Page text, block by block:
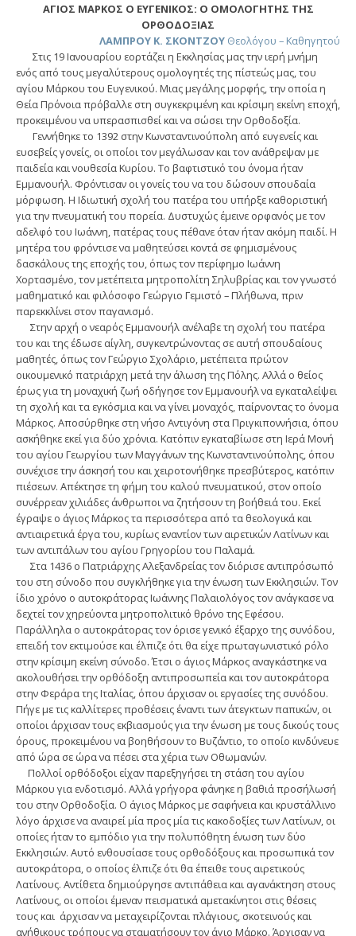
ΑΓΙΟΣ ΜΑΡΚΟΣ Ο ΕΥΓΕΝΙΚΟΣ: Ο ΟΜΟΛΟΓΗΤΗΣ ΤΗΣ
ΟΡΘΟΔΟΞΙΑΣ
ΛΑΜΠΡΟΥ Κ. ΣΚΟΝΤΖΟΥ Θεολόγου – Καθηγητού
Στις 19 Ιανουαρίου εορτάζει η Εκκλησίας μας την ιερή μνήμη
ενός από τους μεγαλύτερους ομολογητές της πίστεώς μας, του
αγίου Μάρκου του Ευγενικού. Μιας μεγάλης μορφής, την οποία η
Θεία Πρόνοια πρόβαλλε στη συγκεκριμένη και κρίσιμη εκείνη εποχή,
προκειμένου να υπερασπισθεί και να σώσει την Ορθοδοξία.
Γεννήθηκε το 1392 στην Κωνσταντινούπολη από ευγενείς και
ευσεβείς γονείς, οι οποίοι τον μεγάλωσαν και τον ανάθρεψαν με
παιδεία και νουθεσία Κυρίου. Το βαφτιστικό του όνομα ήταν
Εμμανουήλ. Φρόντισαν οι γονείς του να του δώσουν σπουδαία
μόρφωση. Η Ιδιωτική σχολή του πατέρα του υπήρξε καθοριστική
για την πνευματική του πορεία. Δυστυχώς έμεινε ορφανός με τον
αδελφό του Ιωάννη, πατέρας τους πέθανε όταν ήταν ακόμη παιδί. Η
μητέρα του φρόντισε να μαθητεύσει κοντά σε φημισμένους
δασκάλους της εποχής του, όπως τον περίφημο Ιωάννη
Χορτασμένο, τον μετέπειτα μητροπολίτη Σηλυβρίας και τον γνωστό
μαθηματικό και φιλόσοφο Γεώργιο Γεμιστό – Πλήθωνα, πριν
παρεκκλίνει στον παγανισμό.
Στην αρχή ο νεαρός Εμμανουήλ ανέλαβε τη σχολή του πατέρα
του και της έδωσε αίγλη, συγκεντρώνοντας σε αυτή σπουδαίους
μαθητές, όπως τον Γεώργιο Σχολάριο, μετέπειτα πρώτον
οικουμενικό πατριάρχη μετά την άλωση της Πόλης. Αλλά ο θείος
έρως για τη μοναχική ζωή οδήγησε τον Εμμανουήλ να εγκαταλείψει
τη σχολή και τα εγκόσμια και να γίνει μοναχός, παίρνοντας το όνομα
Μάρκος. Αποσύρθηκε στη νήσο Αντιγόνη στα Πριγκιποννήσια, όπου
ασκήθηκε εκεί για δύο χρόνια. Κατόπιν εγκαταβίωσε στη Ιερά Μονή
του αγίου Γεωργίου των Μαγγάνων της Κωνσταντινούπολης, όπου
συνέχισε την άσκησή του και χειροτονήθηκε πρεσβύτερος, κατόπιν
πιέσεων. Απέκτησε τη φήμη του καλού πνευματικού, στον οποίο
συνέρρεαν χιλιάδες άνθρωποι να ζητήσουν τη βοήθειά του. Εκεί
έγραψε ο άγιος Μάρκος τα περισσότερα από τα θεολογικά και
αντιαιρετικά έργα του, κυρίως εναντίον των αιρετικών Λατίνων και
των αντιπάλων του αγίου Γρηγορίου του Παλαμά.
Στα 1436 ο Πατριάρχης Αλεξανδρείας τον διόρισε αντιπρόσωπό
του στη σύνοδο που συγκλήθηκε για την ένωση των Εκκλησιών. Τον
ίδιο χρόνο ο αυτοκράτορας Ιωάννης Παλαιολόγος τον ανάγκασε να
δεχτεί τον χηρεύοντα μητροπολιτικό θρόνο της Εφέσου.
Παράλληλα ο αυτοκράτορας τον όρισε γενικό έξαρχο της συνόδου,
επειδή τον εκτιμούσε και έλπιζε ότι θα είχε πρωταγωνιστικό ρόλο
στην κρίσιμη εκείνη σύνοδο. Έτσι ο άγιος Μάρκος αναγκάστηκε να
ακολουθήσει την ορθόδοξη αντιπροσωπεία και τον αυτοκράτορα
στην Φεράρα της Ιταλίας, όπου άρχισαν οι εργασίες της συνόδου.
Πήγε με τις καλλίτερες προθέσεις έναντι των άτεγκτων παπικών, οι
οποίοι άρχισαν τους εκβιασμούς για την ένωση με τους δικούς τους
όρους, προκειμένου να βοηθήσουν το Βυζάντιο, το οποίο κινδύνευε
από ώρα σε ώρα να πέσει στα χέρια των Οθωμανών.
Πολλοί ορθόδοξοι είχαν παρεξηγήσει τη στάση του αγίου
Μάρκου για ενδοτισμό. Αλλά γρήγορα φάνηκε η βαθιά προσήλωσή
του στην Ορθοδοξία. Ο άγιος Μάρκος με σαφήνεια και κρυστάλλινο
λόγο άρχισε να αναιρεί μία προς μία τις κακοδοξίες των Λατίνων, οι
οποίες ήταν το εμπόδιο για την πολυπόθητη ένωση των δύο
Εκκλησιών. Αυτό ενθουσίασε τους ορθοδόξους και προσωπικά τον
αυτοκράτορα, ο οποίος έλπιζε ότι θα έπειθε τους αιρετικούς
Λατίνους. Αντίθετα δημιούργησε αντιπάθεια και αγανάκτηση στους
Λατίνους, οι οποίοι έμεναν πεισματικά αμετακίνητοι στις θέσεις
τους και άρχισαν να μεταχειρίζονται πλάγιους, σκοτεινούς και
ανήθικους τρόπους να σταματήσουν τον άγιο Μάρκο. Άρχισαν να